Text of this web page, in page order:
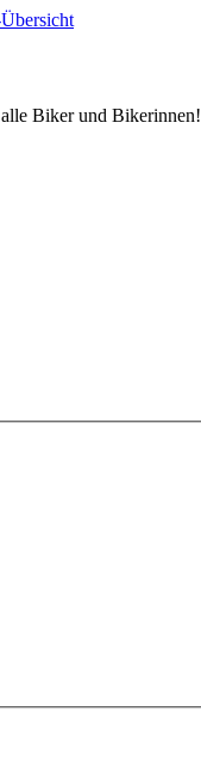
Biker und Bikerinnen!